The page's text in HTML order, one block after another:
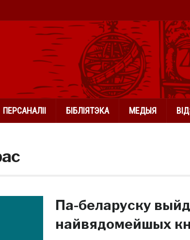
ПЕРСАНАЛІІ БІБЛІЯТЭКА МЕДЫЯ
Па-беларуску
найвядомейшых